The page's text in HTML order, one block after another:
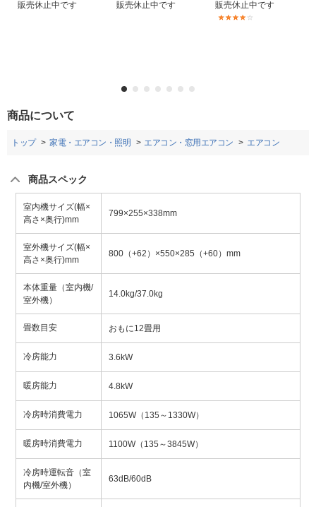
販売休止中です 販売休止中です
販売休止中です
商品について
トップ 家電・エアコン・照明 エアコン・窓用エアコン エアコン
商品スペック
室内機サイズ(幅×
高さ×奥行)mm
799×255×338mm
室外機サイズ(幅×
高さ×奥行)mm
800（+62）×550×285（+60）mm
本体重量（室内機/
室外機）
14.0kg/37.0kg
畳数目安 おもに12畳用
冷房能力 3.6kW
暖房能力 4.8kW
冷房時消費電力 1065W（135～1330W）
暖房時消費電力 1100W（135～3845W）
冷房時運転音（室
内機/室外機）
63dB/60dB